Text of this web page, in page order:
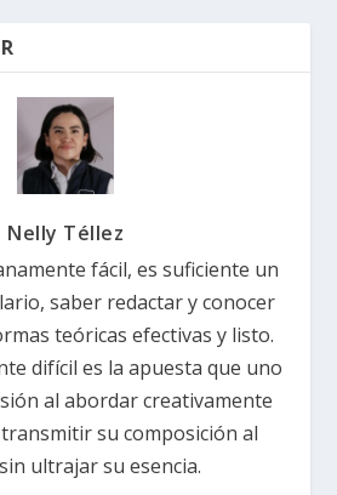
Nelly Téllez
fácil, es suficiente un
saber redactar y conocer
teóricas efectivas y listo.
difícil es la apuesta que uno
al abordar creativamente
su composición al
ultrajar su esencia.